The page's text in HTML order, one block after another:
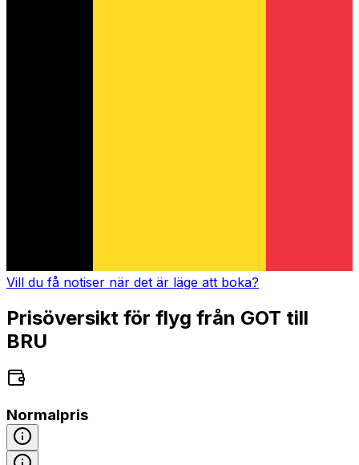
Vill du få notiser när det är läge att boka?
Prisöversikt för flyg från GOT till
BRU
Normalpris